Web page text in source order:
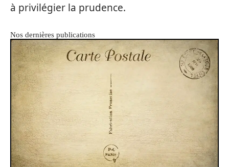
à privilégier la prudence.
Nos dernières publications